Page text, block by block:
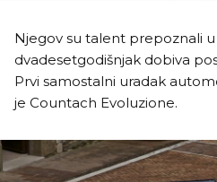
Njegov su talent prepoznali
dvadesetgodišnjak dobiva
Prvi samostalni uradak
je Countach Evoluzione.